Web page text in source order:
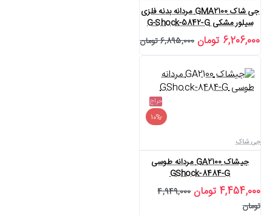
جی شاک GMA2100 مردانه بدنه فلزی
سیلور مشکی G-Shock-5842-G
6,206,000 تومان 6,895,000 تومان
حراج
-10%
جی شاک
جیشاک GA2100 مردانه طوسی
GShock-8484-G
4,454,000 تومان
4,949,000
تومان